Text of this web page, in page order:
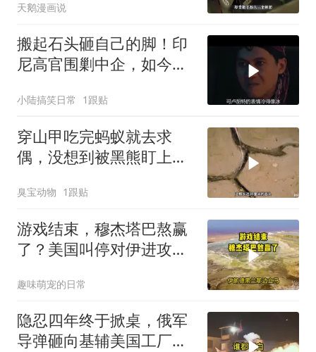
天鹅漫画说
搬起石头砸自己的脚！印
尼高官围剿中企，如今烂
小陆搞笑日常 1跟贴
穿山甲吃完蚂蚁就去求
偶，没想到被黑熊盯上
臭宝动物 1跟贴
游戏结束，穆杰塔巴熬赢
了？美国叫停对伊进攻，
趣味萌宠的日常
隐忍四年终于掀桌，俄军
导弹砸向基辅美国工厂，